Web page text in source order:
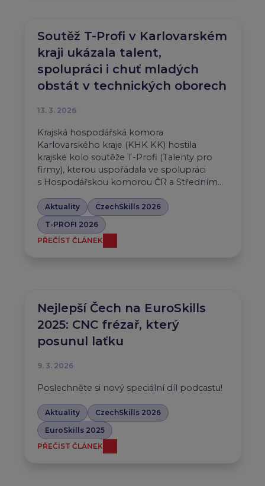
Soutěž T-Profi v Karlovarském
kraji ukázala talent,
spolupráci i chuť mladých
obstát v technických oborech
13. 3. 2026
Krajská hospodářská komora
Karlovarského kraje (KHK KK) hostila
krajské kolo soutěže T-Profi (Talenty pro
firmy), kterou uspořádala ve spolupráci
s Hospodářskou komorou ČR a Středním…
Aktuality
CzechSkills 2026
T-PROFI 2026
PŘEČÍST ČLÁNEK
Nejlepší Čech na EuroSkills
2025: CNC frézař, který
posunul laťku
9. 3. 2026
Poslechněte si nový speciální díl podcastu!
Aktuality
CzechSkills 2026
EuroSkills 2025
PŘEČÍST ČLÁNEK